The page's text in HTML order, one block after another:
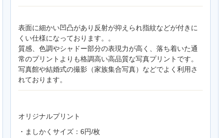
表面に細かい凹凸があり反射が抑えられ指紋などが付きに
くい仕様になっております。。
質感、色調やシャドー部分の表現力が高く、落ち着いた通
常のプリントよりも格調高い高品質な写真プリントです。
写真館や結婚式の撮影（家族集合写真）などでよく利用さ
れております。
オリジナルプリント
・ましかくサイズ：6円/枚